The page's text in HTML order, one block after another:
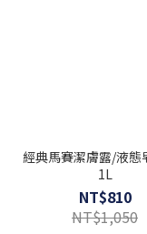
經典馬賽潔膚露/液態
1L
NT$810
NT$1,050